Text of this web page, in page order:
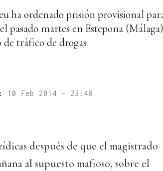
ha ordenado prisión provisional
martes en Estepona
tráfico de drogas.
10 Feb 2014 - 23:48
después de que el magistrado
al supuesto mafioso, sobre el